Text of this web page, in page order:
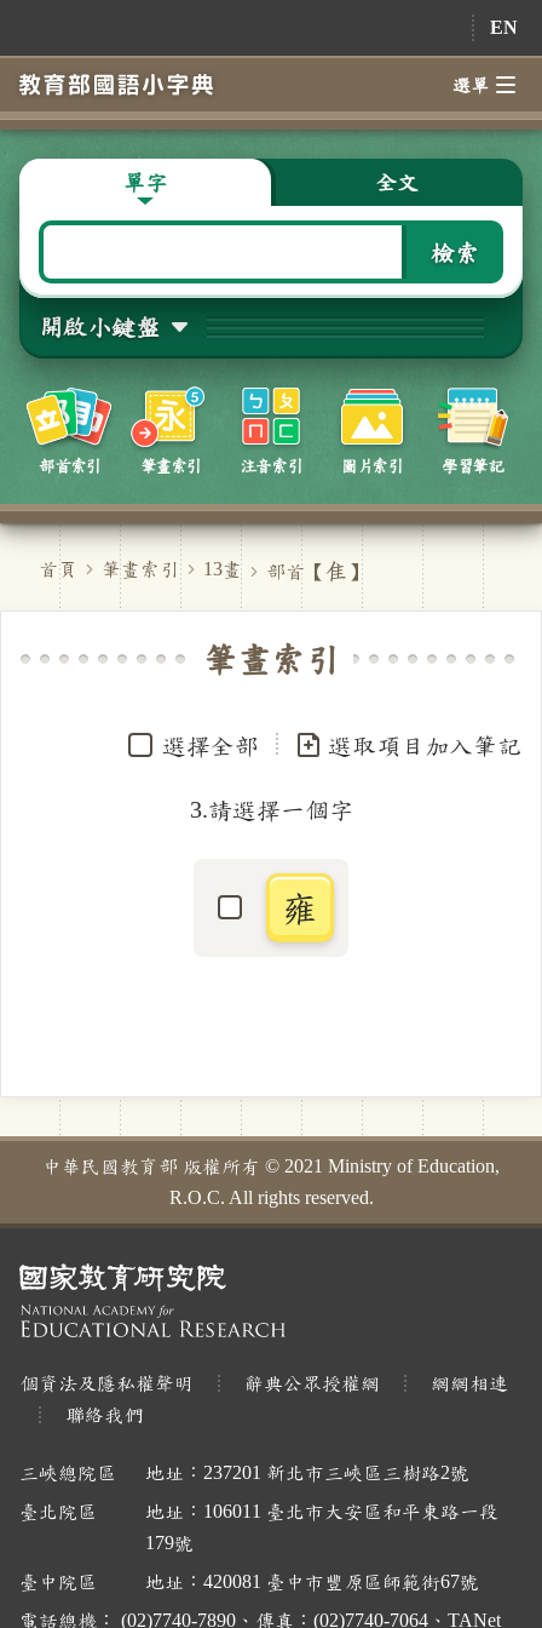
EN
選單
單字 全文
檢索
開啟小鍵盤
部首索引 筆畫索引 注音索引 圖片索引 學習筆記
首頁 筆畫索引 13畫 部首【隹 】
筆畫索引
選擇全部 選取項目加入筆記
3.請選擇一個字
選取「雍」字
雍
中華民國教育部 版權所有 © 2021 Ministry of Education,
R.O.C. All rights reserved.
個資法及隱私權聲明 辭典公眾授權網
網網相連
聯絡我們
三峽總院區
地址：237201 新北市三峽區三樹路2號
臺北院區
地址：106011 臺北市大安區和平東路一段
179號
臺中院區
地址：420081 臺中市豐原區師範街67號
電話總機： (02)7740-7890、傳真：(02)7740-7064、TANet